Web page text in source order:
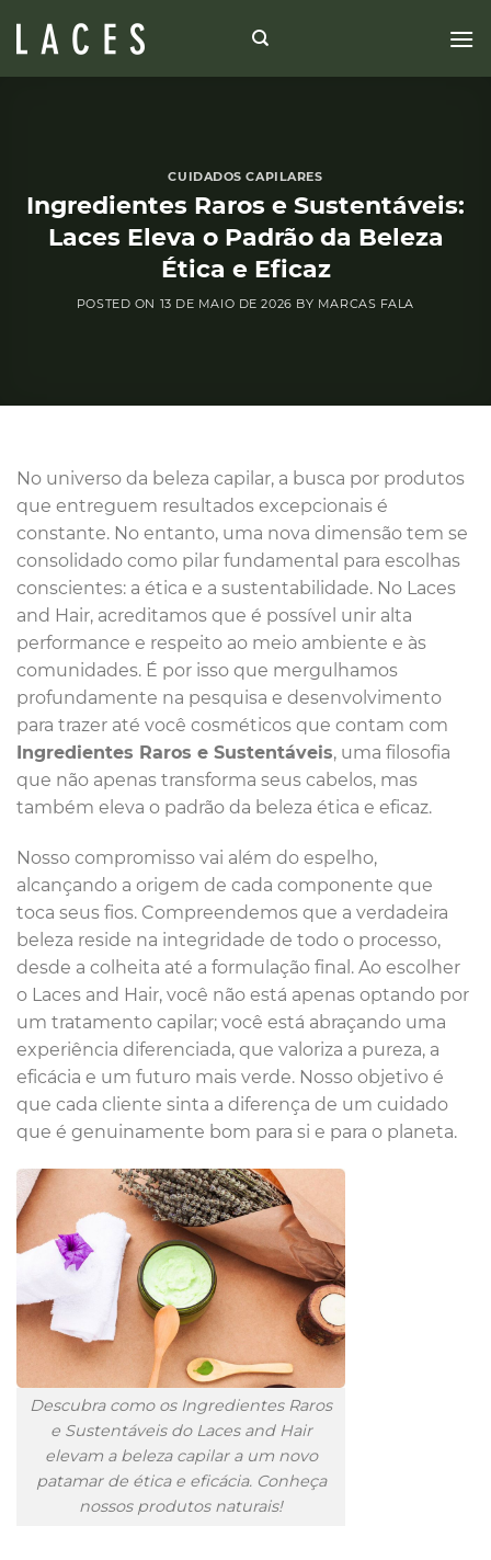
CUIDADOS CAPILARES
Ingredientes Raros e Sustentáveis:
Laces Eleva o Padrão da Beleza
Ética e Eficaz
POSTED ON 13 DE MAIO DE 2026 BY MARCAS FALA
No universo da beleza capilar, a busca por produtos
que entreguem resultados excepcionais é
constante. No entanto, uma nova dimensão tem se
consolidado como pilar fundamental para escolhas
conscientes: a ética e a sustentabilidade. No Laces
and Hair, acreditamos que é possível unir alta
performance e respeito ao meio ambiente e às
comunidades. É por isso que mergulhamos
profundamente na pesquisa e desenvolvimento
para trazer até você cosméticos que contam com
Ingredientes Raros e Sustentáveis, uma filosofia
que não apenas transforma seus cabelos, mas
também eleva o padrão da beleza ética e eficaz.
Nosso compromisso vai além do espelho,
alcançando a origem de cada componente que
toca seus fios. Compreendemos que a verdadeira
beleza reside na integridade de todo o processo,
desde a colheita até a formulação final. Ao escolher
o Laces and Hair, você não está apenas optando por
um tratamento capilar; você está abraçando uma
experiência diferenciada, que valoriza a pureza, a
eficácia e um futuro mais verde. Nosso objetivo é
que cada cliente sinta a diferença de um cuidado
que é genuinamente bom para si e para o planeta.
Descubra como os Ingredientes Raros
e Sustentáveis do Laces and Hair
elevam a beleza capilar a um novo
patamar de ética e eficácia. Conheça
nossos produtos naturais!